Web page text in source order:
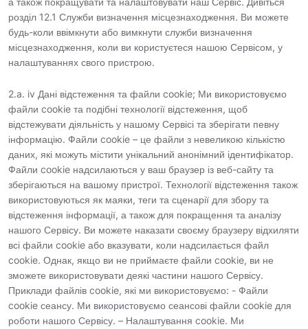
розділ 12.1 Служби визначення місцезнаходження. Ви можете
будь-коли ввімкнути або вимкнути служби визначення
місцезнаходження, коли ви користуєтеся нашою Сервісом, у
налаштуваннях свого пристрою.
2.a. iv Дані відстеження та файли cookie; Ми використовуємо
файли cookie та подібні технології відстеження, щоб
відстежувати діяльність у нашому Сервісі та зберігати певну
інформацію. Файли cookie – це файли з невеликою кількістю
даних, які можуть містити унікальний анонімний ідентифікатор.
Файли cookie надсилаються у ваш браузер із веб-сайту та
зберігаються на вашому пристрої. Технології відстеження також
використовуються як маяки, теги та сценарії для збору та
відстеження інформації, а також для покращення та аналізу
нашого Сервісу. Ви можете наказати своєму браузеру відхиляти
всі файли cookie або вказувати, коли надсилається файл
cookie. Однак, якщо ви не приймаєте файли cookie, ви не
зможете використовувати деякі частини нашого Сервісу.
Приклади файлів cookie, які ми використовуємо: - Файли
cookie сеансу. Ми використовуємо сеансові файли cookie для
роботи нашого Сервісу. – Налаштування cookie. Ми